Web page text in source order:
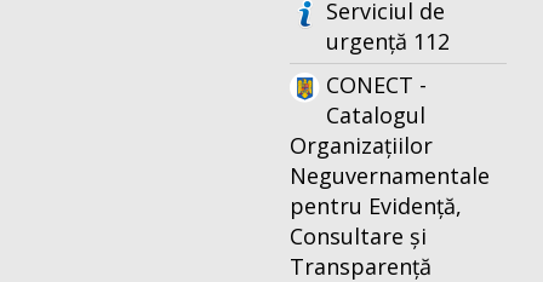
Serviciul de
urgență 112
CONECT -
Catalogul
Organizațiilor
Neguvernamentale
pentru Evidență,
Consultare și
Transparență